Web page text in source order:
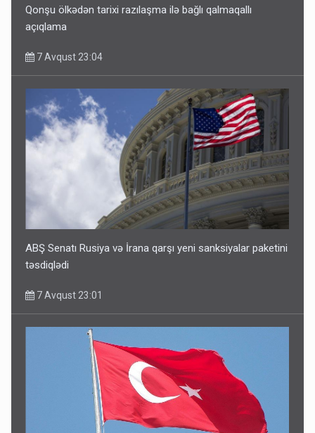
Qonşu ölkədən tarixi razılaşma ilə bağlı qalmaqallı
açıqlama
7 Avqust 23:04
ABŞ Senatı Rusiya və İrana qarşı yeni sanksiyalar paketini
təsdiqlədi
7 Avqust 23:01